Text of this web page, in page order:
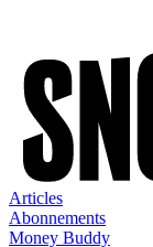
Articles
Abonnements
Money Buddy